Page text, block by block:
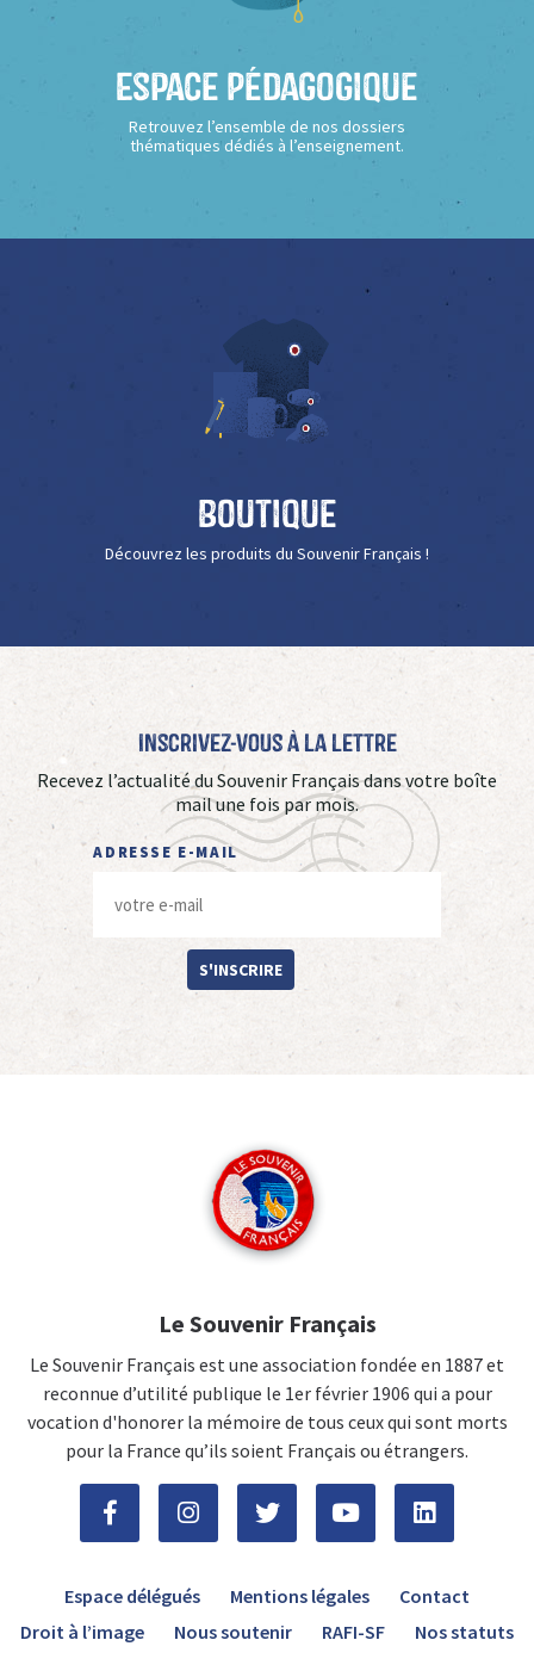
Espace Pédagogique
Retrouvez l’ensemble de nos dossiers
thématiques dédiés à l’enseignement.
Boutique
Découvrez les produits du Souvenir Français !
Inscrivez-vous à La Lettre
Recevez l’actualité du Souvenir Français dans votre boîte
mail une fois par mois.
ADRESSE E-MAIL
S'INSCRIRE
Le Souvenir Français
Le Souvenir Français est une association fondée en 1887 et
reconnue d’utilité publique le 1er février 1906 qui a pour
vocation d'honorer la mémoire de tous ceux qui sont morts
pour la France qu’ils soient Français ou étrangers.
Espace délégués Mentions légales
Contact
Droit à l’image
Nous soutenir RAFI-SF Nos statuts